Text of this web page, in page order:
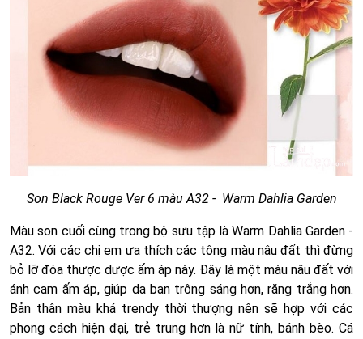
Son Black Rouge Ver 6 màu A32 - Warm Dahlia Garden
Màu son cuối cùng trong bộ sưu tập là Warm Dahlia Garden -
A32. Với các chị em ưa thích các tông màu nâu đất thì đừng
bỏ lỡ đóa thược dược ấm áp này. Đây là một màu nâu đất với
ánh cam ấm áp, giúp da bạn trông sáng hơn, răng trắng hơn.
Bản thân màu khá trendy thời thượng nên sẽ hợp với các
phong cách hiện đại, trẻ trung hơn là nữ tính, bánh bèo. Cá